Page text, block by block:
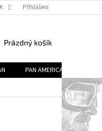
PODMÍNKY OCHRANY OSOBNÍCH
Přihlášení
NÁKUPNÍ
Prázdný košík
PAN AMERICA